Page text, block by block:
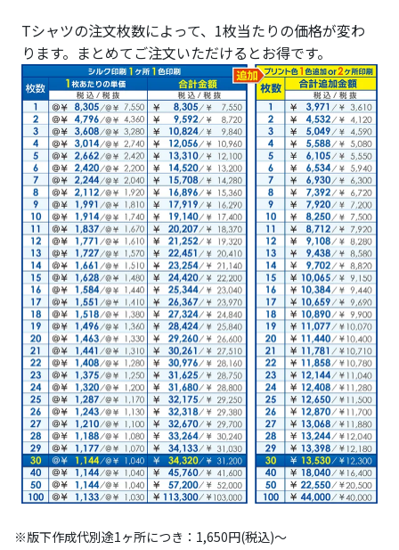
Tシャツの注文枚数によって、1枚当たりの価格が変わ
ります。まとめてご注文いただけるとお得です。
※版下作成代別途1ヶ所につき：1,650円(税込)～